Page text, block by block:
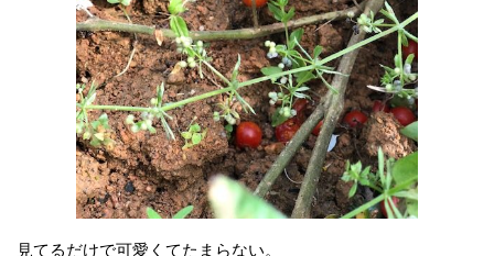
見てるだけで可愛くてたまらない。